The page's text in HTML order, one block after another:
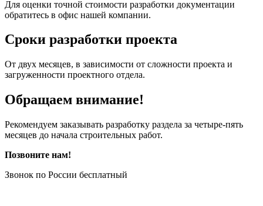
Для оценки точной стоимости разработки документации
обратитесь в офис нашей компании.
Сроки разработки проекта
От двух месяцев, в зависимости от сложности проекта и
загруженности проектного отдела.
Обращаем внимание!
Рекомендуем заказывать разработку раздела за четыре-пять
месяцев до начала строительных работ.
Позвоните нам!
Звонок по России бесплатный